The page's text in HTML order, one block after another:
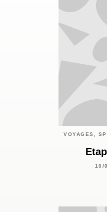
VOYAGES,
10/